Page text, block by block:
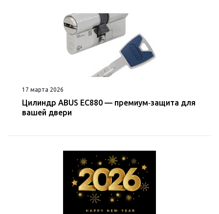
17 марта 2026
Цилиндр ABUS EC880 — премиум‑защита для
вашей двери